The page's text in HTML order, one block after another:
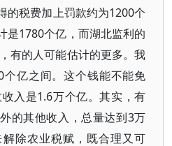
的税费加上罚款约为1200个
是1780个亿，而湖北监利的
有的人可能估计的更多。我
个亿之间。这个钱能不能免
入是1.6万个亿。其实，有
的其他收入，总量达到3万
除农业税赋，既合理又可